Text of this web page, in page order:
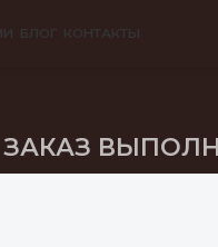
БЛОГ КОНТАКТЫ
ЗАКАЗ